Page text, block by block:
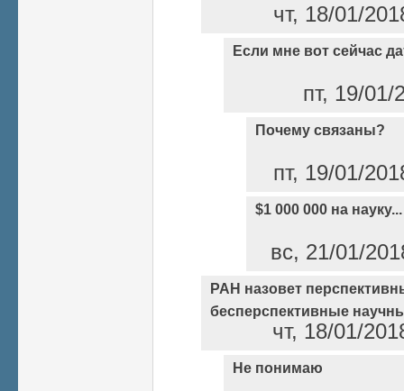
чт, 18/01/
Если мне вот сейчас
пт, 19/
Почему связаны?
пт, 19/01/
$1 000 000 на науку...
вс, 21/01/
РАН назовет
бесперспективные
чт, 18/01/
Не понимаю